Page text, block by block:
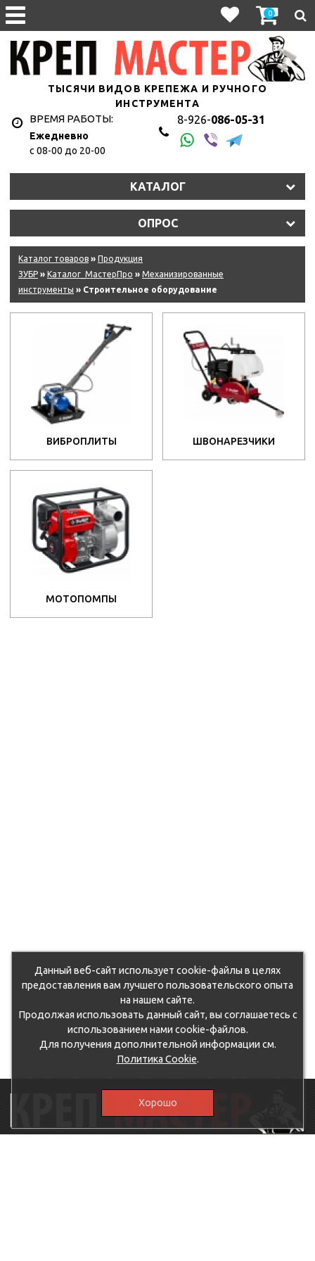
0
ТЫСЯЧИ ВИДОВ КРЕПЕЖА И РУЧНОГО
ИНСТРУМЕНТА
ВРЕМЯ РАБОТЫ:
Ежедневно
с 08-00 до 20-00
8-926-086-05-31
КАТАЛОГ
ОПРОС
Каталог товаров » Продукция
ЗУБР » Каталог_МастерПро » Механизированные
инструменты » Строительное оборудование
ВИБРОПЛИТЫ ШВОНАРЕЗЧИКИ
МОТОПОМПЫ
Данный веб-сайт использует cookie-файлы в целях
предоставления вам лучшего пользовательского опыта
на нашем сайте.
Продолжая использовать данный сайт, вы соглашаетесь с
использованием нами cookie-файлов.
Для получения дополнительной информации см.
Политика Cookie.
Хорошо